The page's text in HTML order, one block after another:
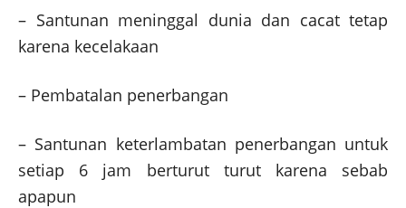
– Santunan meninggal dunia dan cacat tetap
karena kecelakaan
– Pembatalan penerbangan
– Santunan keterlambatan penerbangan untuk
setiap 6 jam berturut turut karena sebab
apapun